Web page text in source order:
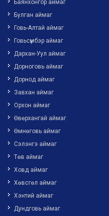
Баянхонгор аймаг
Булган аймаг
Говь-Алтай аймаг
Говьсүмбэр аймаг
Дархан-Уул аймаг
Дорноговь аймаг
Дорнод аймаг
Завхан аймаг
Орхон аймаг
Өвөрхангай аймаг
Өмнөговь аймаг
Сэлэнгэ аймаг
Төв аймаг
Ховд аймаг
Хөвсгөл аймаг
Хэнтий аймаг
Дундговь аймаг